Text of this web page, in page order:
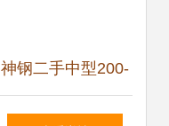
神钢二手中型200-
8挖掘机转让 高性